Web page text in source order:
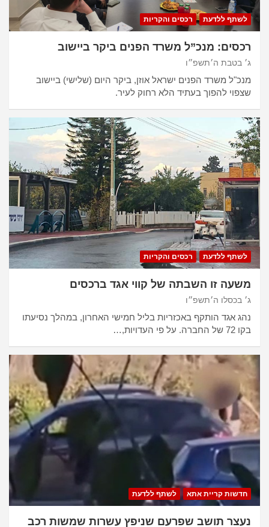
לשתף ללדעת רכסים והקריות
רכסים: מנכ”ל משרד הפנים ביקר ביישוב
ג׳ בטבת ה׳תשפ״ו
מנכ"ל משרד הפנים ישראל אוזן, ביקר היום (שלישי) ביישוב
שצפוי להפוך בעתיד הלא רחוק לעיר.
לשתף ללדעת רכסים והקריות
משעה זו השבתה של קווי אגד ברכסים
ג׳ בכסלו ה׳תשפ״ו
נהג אגד הותקף באכזריות בליל חמישי האחרון, במהלך נסיעתו
בקו 72 של החברה. על פי העדויות,…
חדשות קריית אתא לשתף ללדעת
נעצר תושב שפרעם שניפץ עשרות שמשות רכב